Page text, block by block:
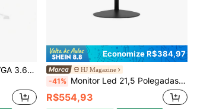
Monitor 19' HD LED 60hz VGA 3.6ms Branco - MYMAX
Economize R$384,97
HJ Magazine
-41% Monitor Led 21,5 Polegadas Ultrafino Alltek MNT-ATK125 Full HD Painel VA 100Hz 5MS sem Ghosting e Atrasos Imagens Fluidas e Vibrantes
R$554,93